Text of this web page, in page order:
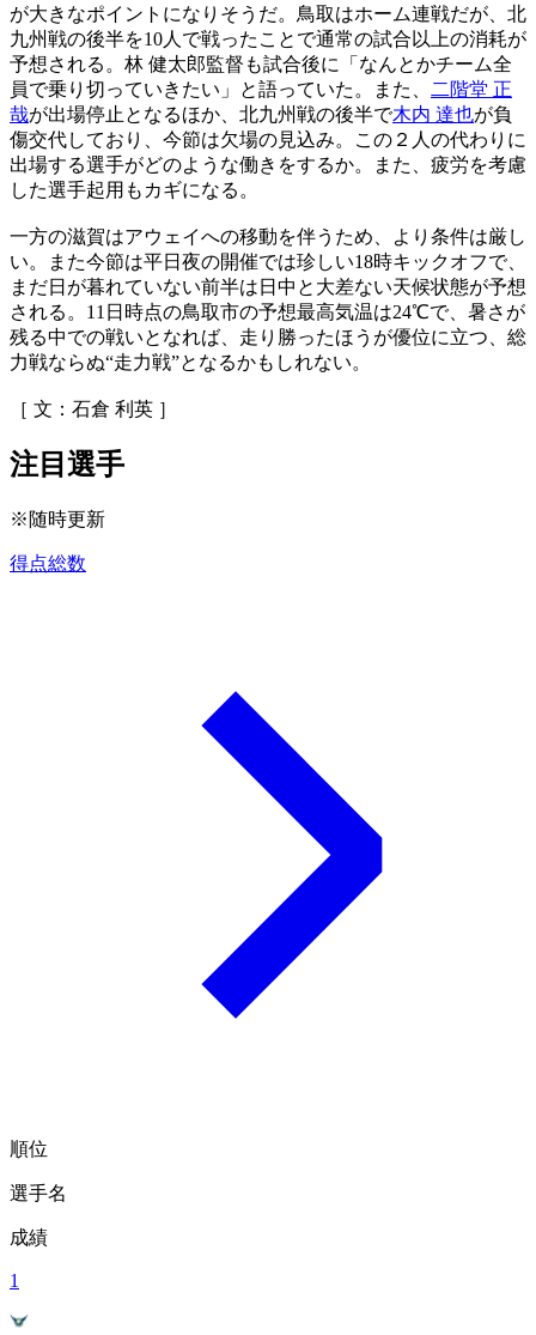
が大きなポイントになりそうだ。鳥取はホーム連戦だが、北
九州戦の後半を10人で戦ったことで通常の試合以上の消耗が
予想される。林 健太郎監督も試合後に「なんとかチーム全
員で乗り切っていきたい」と語っていた。また、
二階堂 正
哉が出場停止となるほか、北九州戦の後半で木内 達也が負
傷交代しており、今節は欠場の見込み。この２人の代わりに
出場する選手がどのような働きをするか。また、疲労を考慮
した選手起用もカギになる。
一方の滋賀はアウェイへの移動を伴うため、より条件は厳し
い。また今節は平日夜の開催では珍しい18時キックオフで、
まだ日が暮れていない前半は日中と大差ない天候状態が予想
される。11日時点の鳥取市の予想最高気温は24℃で、暑さが
残る中での戦いとなれば、走り勝ったほうが優位に立つ、総
力戦ならぬ“走力戦”となるかもしれない。
［ 文：石倉 利英 ］
注目選手
※随時更新
得点総数
順位
選手名
成績
1